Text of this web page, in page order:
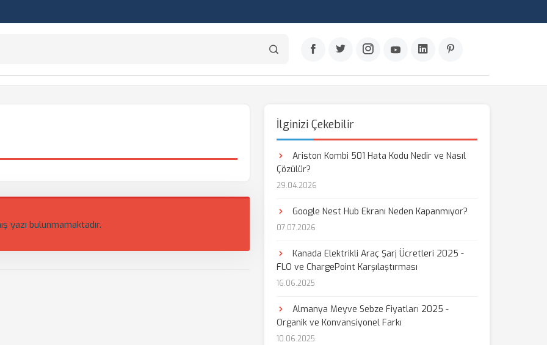
yazı bulunmamaktadır.
İlginizi Çekebilir
Ariston Kombi 501 Hata Kodu Nedir ve Nasıl
Çözülür?
29.04.2026
Google Nest Hub Ekranı Neden Kapanmıyor?
07.07.2026
Kanada Elektrikli Araç Şarj Ücretleri 2025 -
FLO ve ChargePoint Karşılaştırması
16.06.2025
Almanya Meyve Sebze Fiyatları 2025 -
Organik ve Konvansiyonel Farkı
10.06.2025